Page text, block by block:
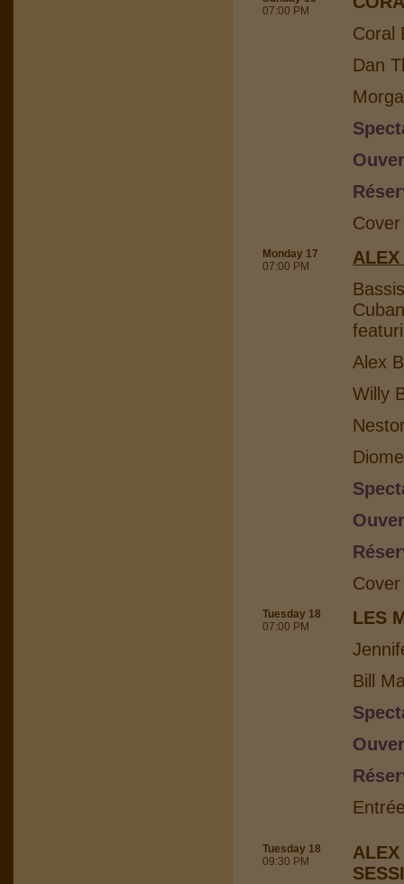
07:00 PM
Coral
Dan
Monday 17
07:00 PM
Alex
Willy
Tuesday 18
07:00 PM
LES
Bill
Tuesday 18
09:30 PM